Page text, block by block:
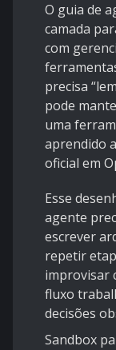
O guia de
camada
com
precisa
pode
uma
aprendido
oficial em
Esse
agente
escrever
repetir
improvisar
fluxo
decisões
Sandbox